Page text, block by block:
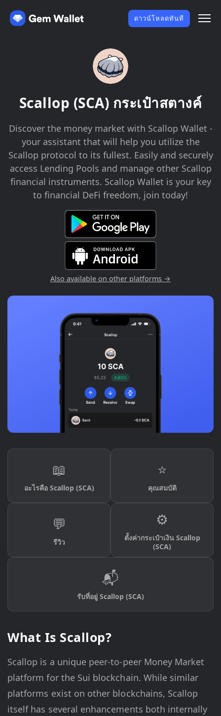
ดาวน์โหลดทันที
Scallop (SCA) กระเป๋าสตางค์
Discover the money market with Scallop Wallet -
your assistant that will help you utilize the
Scallop protocol to its fullest. Easily and securely
access Lending Pools and manage other Scallop
financial instruments. Scallop Wallet is your key
to financial DeFi freedom, join today!
Also available on other platforms →
📖
อะไรคือ Scallop (SCA)
⭐
คุณสมบัติ
💬
รีวิว
⚙️
ตั้งค่ากระเป๋าเงิน Scallop
(SCA)
📬
รับที่อยู่ Scallop (SCA)
What Is Scallop?
Scallop is a unique peer-to-peer Money Market
platform for the Sui blockchain. While similar
platforms exist on other blockchains, Scallop
itself has several enhancements both internally